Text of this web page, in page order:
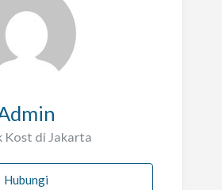
Kost di Jakarta
Hubungi